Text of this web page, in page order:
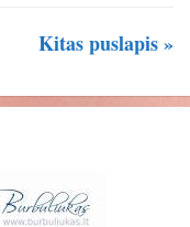
Kitas puslapis »